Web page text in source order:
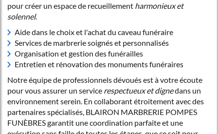
pour créer un espace de recueillement harmonieux et
solennel.
Aide dans le choix et l'achat du caveau funéraire
Services de marbrerie soignés et personnalisés
Organisation et gestion des funérailles
Entretien et rénovation des monuments funéraires
Notre équipe de professionnels dévoués est à votre écoute
pour vous assurer un service respectueux et dignedans un
environnement serein. En collaborant étroitement avec des
partenaires spécialisés, BLAIRON MARBRERIE POMPES
FUNÈBRES garantit une coordination parfaite et une